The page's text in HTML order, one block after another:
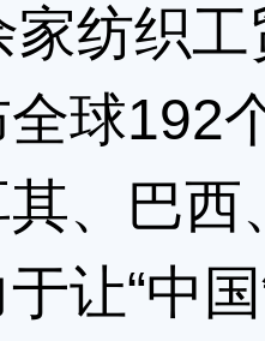
家纺织
全球192
其、巴
让“中